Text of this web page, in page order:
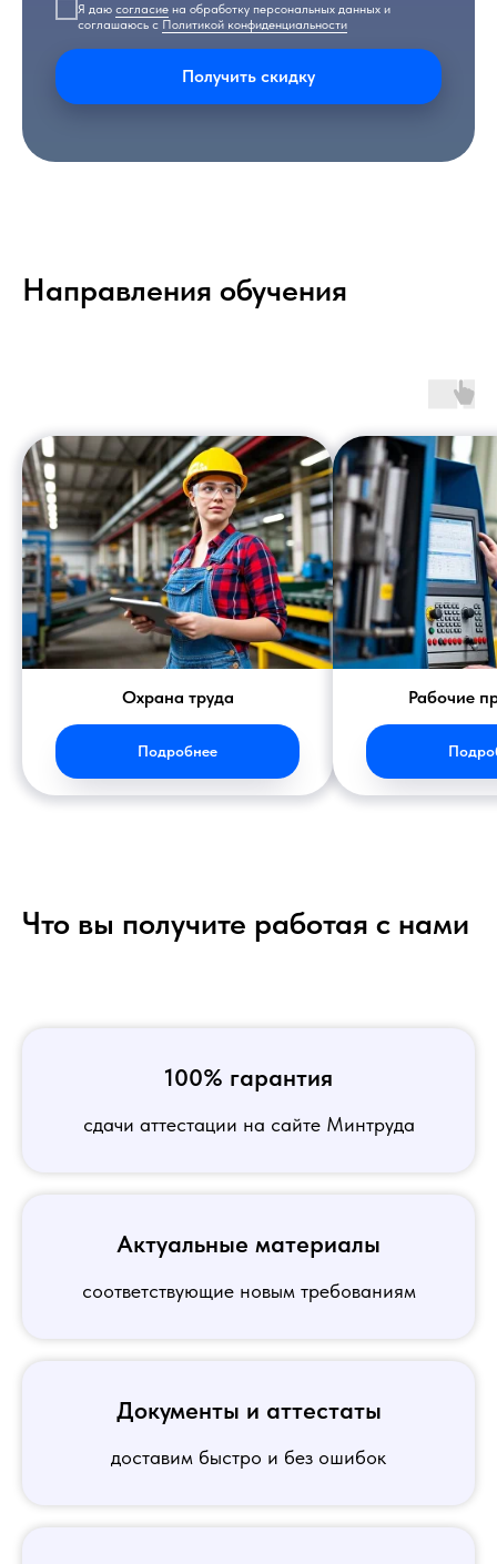
Я даю согласие на обработку персональных данных и
соглашаюсь с Политикой конфиденциальности
Получить скидку
Направления обучения
Охрана труда
Подробнее
Рабочие
Что вы получите работая с нами
100% гарантия
сдачи аттестации на сайте Минтруда
Актуальные материалы
соответствующие новым требованиям
Документы и аттестаты
доставим быстро и без ошибок